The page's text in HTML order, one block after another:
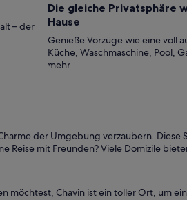
– der
Die gleiche Privatsphäre
Hause
Genieße Vorzüge wie eine voll
Küche, Waschmaschine, Pool,
mehr
der Umgebung verzaubern.
Reise mit Freunden? Viele Domizile
Chavin ist ein toller Ort, um